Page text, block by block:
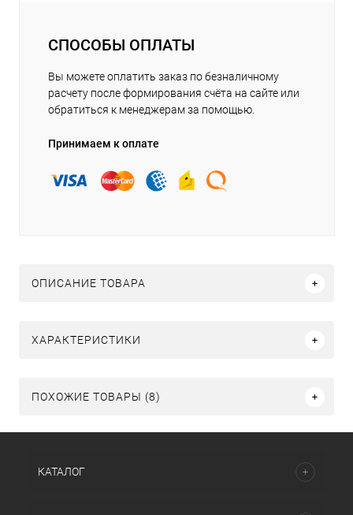
СПОСОБЫ ОПЛАТЫ
Вы можете оплатить заказ по безналичному
расчету после формирования счёта на сайте или
обратиться к менеджерам за помощью.
Принимаем к оплате
ОПИСАНИЕ ТОВАРА
ХАРАКТЕРИСТИКИ
ПОХОЖИЕ ТОВАРЫ (8)
КАТАЛОГ